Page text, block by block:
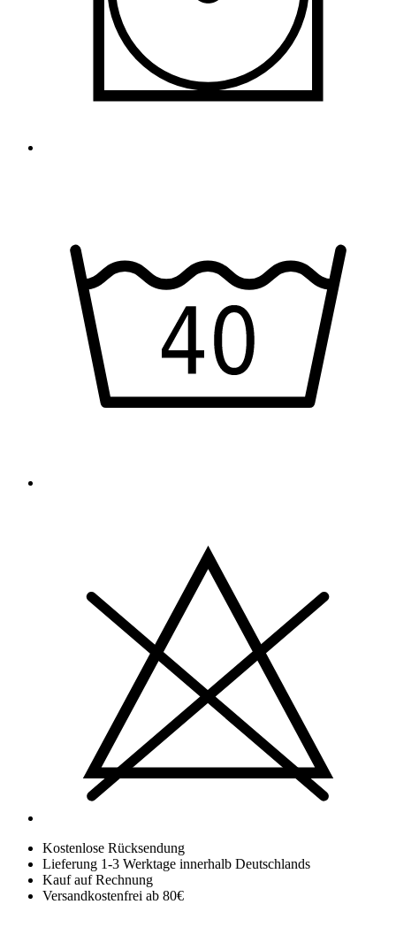
Kostenlose Rücksendung
Lieferung 1-3 Werktage innerhalb Deutschlands
Kauf auf Rechnung
Versandkostenfrei ab 80€